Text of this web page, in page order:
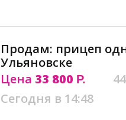
Продам: прицеп
Ульяновске
Цена 33 800 Р.
Сегодня в 14:48